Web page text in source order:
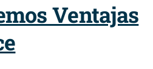
Ventajas